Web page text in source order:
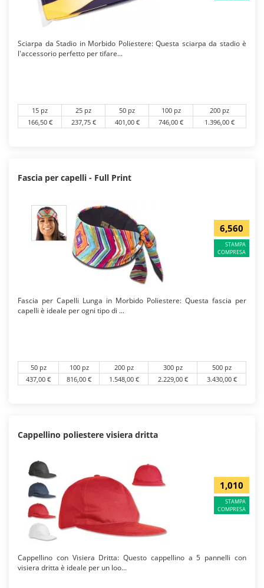
Sciarpa da Stadio in Morbido Poliestere: Questa sciarpa da stadio è
l'accessorio perfetto per tifare...
15 pz 25 pz 50 pz 100 pz
200 pz
166,50 €
237,75 € 401,00 € 746,00 € 1.396,00 €
Fascia per capelli - Full Print
6,560
STAMPA
COMPRESA
Fascia per Capelli Lunga in Morbido Poliestere: Questa fascia per
capelli è ideale per ogni tipo di ...
50 pz 100 pz 200 pz 300 pz
500 pz
437,00 €
816,00 € 1.548,00 € 2.229,00 € 3.430,00 €
Cappellino poliestere visiera dritta
1,010
STAMPA
COMPRESA
Cappellino con Visiera Dritta: Questo cappellino a 5 pannelli con
visiera dritta è ideale per un loo...